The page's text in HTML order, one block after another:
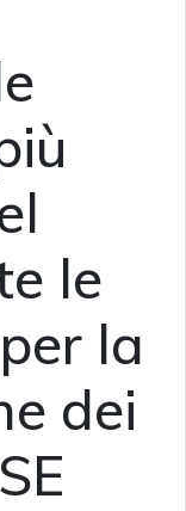
le
la
dei